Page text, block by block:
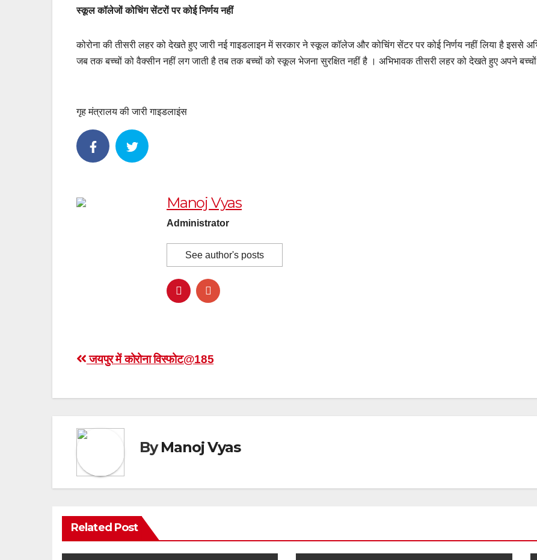
स्कूल कॉलेजों कोचिंग सेंटरों पर कोई निर्णय नहीं
कोरोना की तीसरी लहर को देखते हुए जारी नई गाइडलाइन में सरकार ने स्कूल कॉलेज और कोचिंग सेंटर पर कोई निर्णय नहीं लिया है इससे
जब तक बच्चों को वैक्सीन नहीं लग जाती है तब तक बच्चों को स्कूल भेजना सुरक्षित नहीं है । अभिभावक तीसरी लहर को देखते हुए अपने
गृह मंत्रालय की जारी गाइडलाइंस
Manoj Vyas
Administrator
See author's posts
Post
जयपुर में कोरोना विस्फोट@185
ByManoj Vyas
Related Post